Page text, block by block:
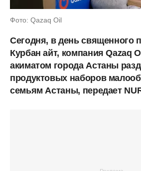
Фото: Qazaq Oil
Сегодня, в день священного
Курбан айт, компания Qazaq
акиматом города Астаны
продуктовых наборов
семьям Астаны, передает